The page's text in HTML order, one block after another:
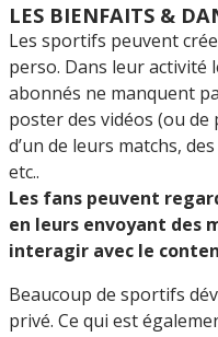
LES BIENFAITS &
Les sportifs peuvent
perso. Dans leur activité
abonnés ne manquent
poster des vidéos (ou de
d’un de leurs matchs,
etc..
Les fans peuvent
en leurs envoyant des
interagir avec le
Beaucoup de sportifs
privé. Ce qui est